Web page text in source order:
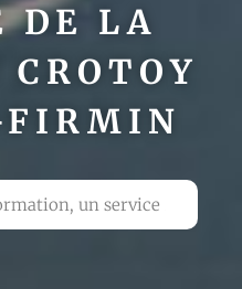
DE LA